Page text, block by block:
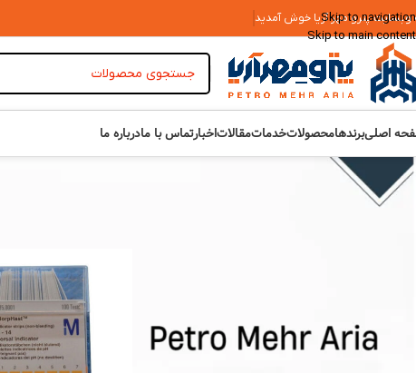
Skip to navigation
Skip to main content
وبسایت پترو مهر آریا خوش آمدید
اصلیبرندهامحصولاتخدماتمقالاتاخبارتماس با مادرباره ما
TOP RATED PRODUCTS
روغن حرارتی حمام ویسکومتر
STANHOPE-SETA کد 94632-0